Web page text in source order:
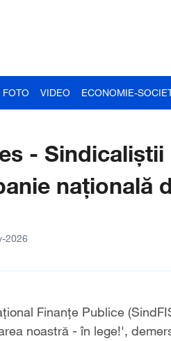
FOTO VIDEO ECONOMIE-
-
națională
2026
Finanțe Publice
noastră - în lege!',